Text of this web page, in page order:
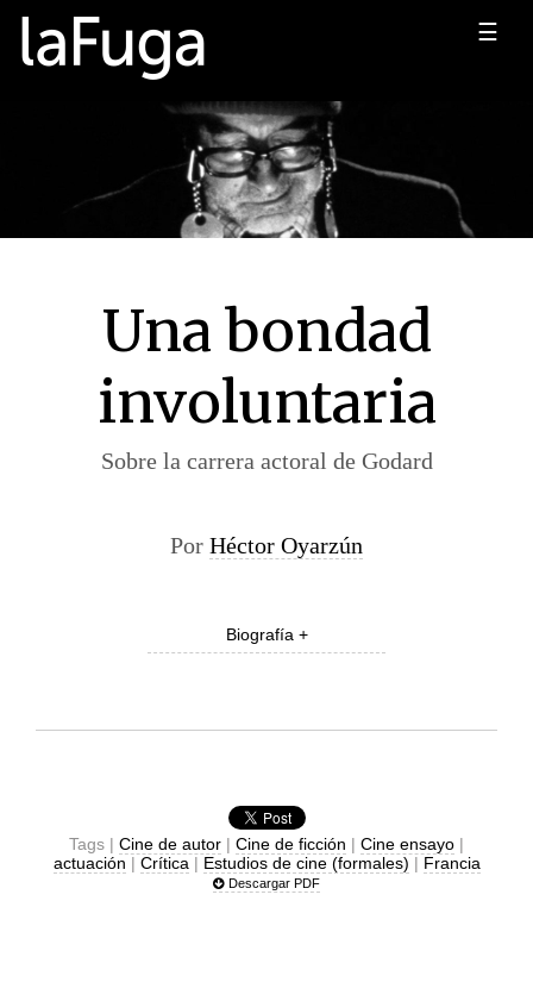
☰
Una bondad
involuntaria
Sobre la carrera actoral de Godard
Por Héctor Oyarzún
Biografía +
Tags | Cine de autor | Cine de ficción | Cine ensayo |
actuación | Crítica | Estudios de cine (formales) | Francia
Descargar PDF